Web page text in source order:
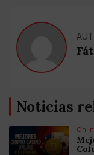
Noticias